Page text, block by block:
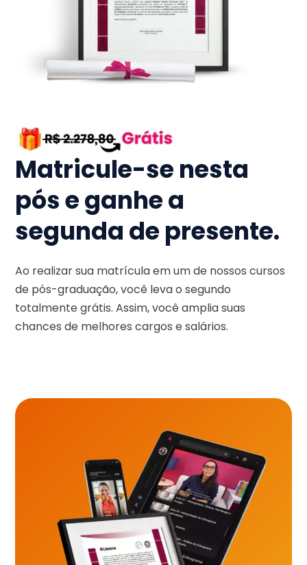
Matricule-se nesta
pós e ganhe a
segunda de presente.
Ao realizar sua matrícula em um de nossos cursos
de pós-graduação, você leva o segundo
totalmente grátis. Assim, você amplia suas
chances de melhores cargos e salários.